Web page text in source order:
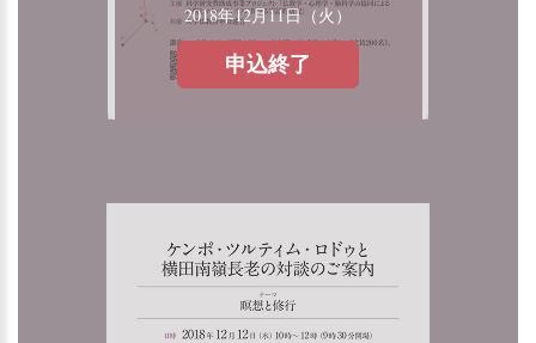
2018年12月11日（火）
申込終了